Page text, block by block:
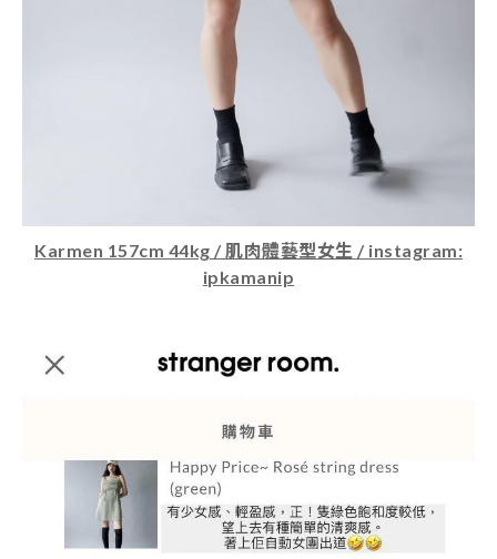
Karmen 157cm 44kg / 肌肉體藝型女生 / instagram:
ipkamanip